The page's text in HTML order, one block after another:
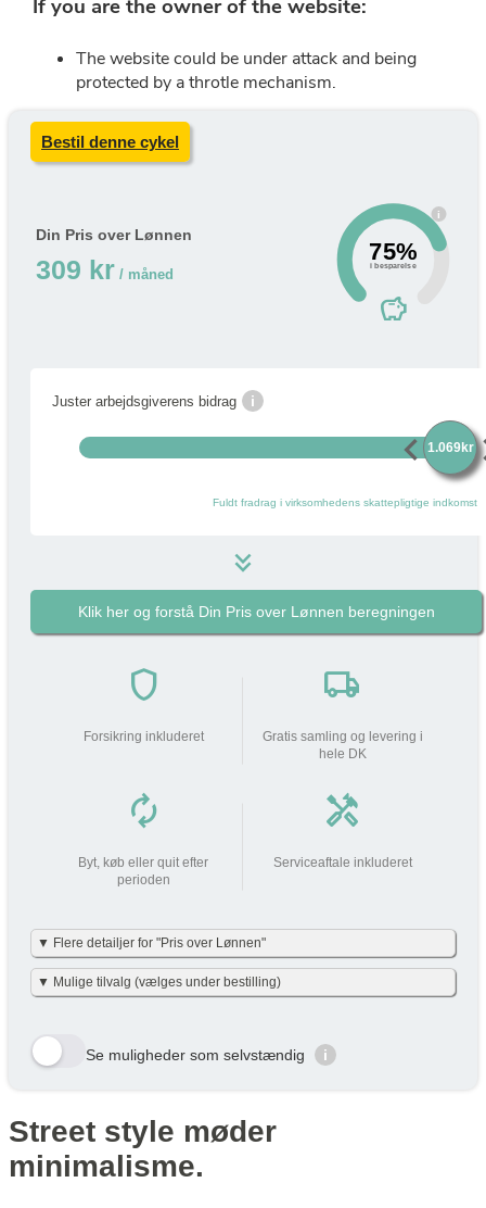
Bestil denne cykel
Din Pris over Lønnen
309 kr / måned
i
75%
i besparelse
savings
Juster arbejdsgiverens bidrag i
chevron_left1.069kr
Fuldt fradrag i virksomhedens skattepligtige indkomst
keyboard_double_arrow_down
1.069 kr
do_not_disturb_on
Beskatning (lidt som fri mobil) 309 kr
Klik her og forstå Din Pris over Lønnen beregningen
shield
Forsikring inkluderet
local_shipping
Gratis samling og levering i
hele DK
autorenew
Byt, køb eller quit efter
perioden
handyman
Serviceaftale inkluderet
▼ Flere detailjer for "Pris over Lønnen"
Vi har gjort det enkelt og har allerede lavet beregningerne for dig i
nettoudgiften + skat pr. måned – det er baseret på nettoskat + evt.
skatteprocent på 40 % og uden am-bidrag, som man ikke skal
betale ved cykel over lønnen. (effektiv skatteprocent: 32%). Skatten
kan variere en smule efter personlig skatteprocent.
År Skat/måned
Cykel over lønnen (Netto) /
År 1 427 kr
▼ Mulige tilvalg (vælges under bestilling)
gule bestil knap og se alle tilvalg du kan vælge til denne cykel
Row 3, Cell 1
Se muligheder som selvstændig i
Street style møder
minimalisme.